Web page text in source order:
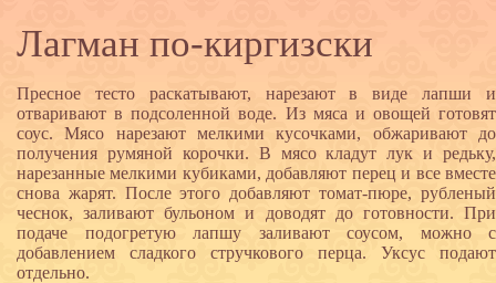
Лагман по-киргизски
Пресное тесто раскатывают, нарезают в виде лапши и
отваривают в подсоленной воде. Из мяса и овощей готовят
соус. Мясо нарезают мелкими кусочками, обжаривают до
получения румяной корочки. В мясо кладут лук и редьку,
нарезанные мелкими кубиками, добавляют перец и все вместе
снова жарят. После этого добавляют томат-пюре, рубленый
чеснок, заливают бульоном и доводят до готовности. При
подаче подогретую лапшу заливают соусом, можно с
добавлением сладкого стручкового перца. Уксус подают
отдельно.